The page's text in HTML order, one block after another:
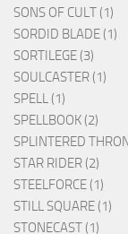
SONS OF CULT (1)
SORDID BLADE (1)
SORTILEGE (3)
SOULCASTER (1)
SPELL (1)
SPELLBOOK (2)
SPLINTERED
STAR RIDER (2)
STEELFORCE (1)
STILL SQUARE (1)
STONECAST (1)